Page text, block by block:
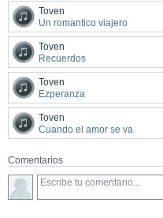
Toven
Un romantico viajero
Toven
Recuerdos
Toven
Ezperanza
Toven
Cuando el amor se va
Comentarios